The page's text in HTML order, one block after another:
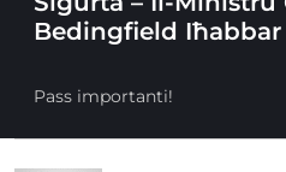
Bedingfield Iħabbar
Pass importanti!